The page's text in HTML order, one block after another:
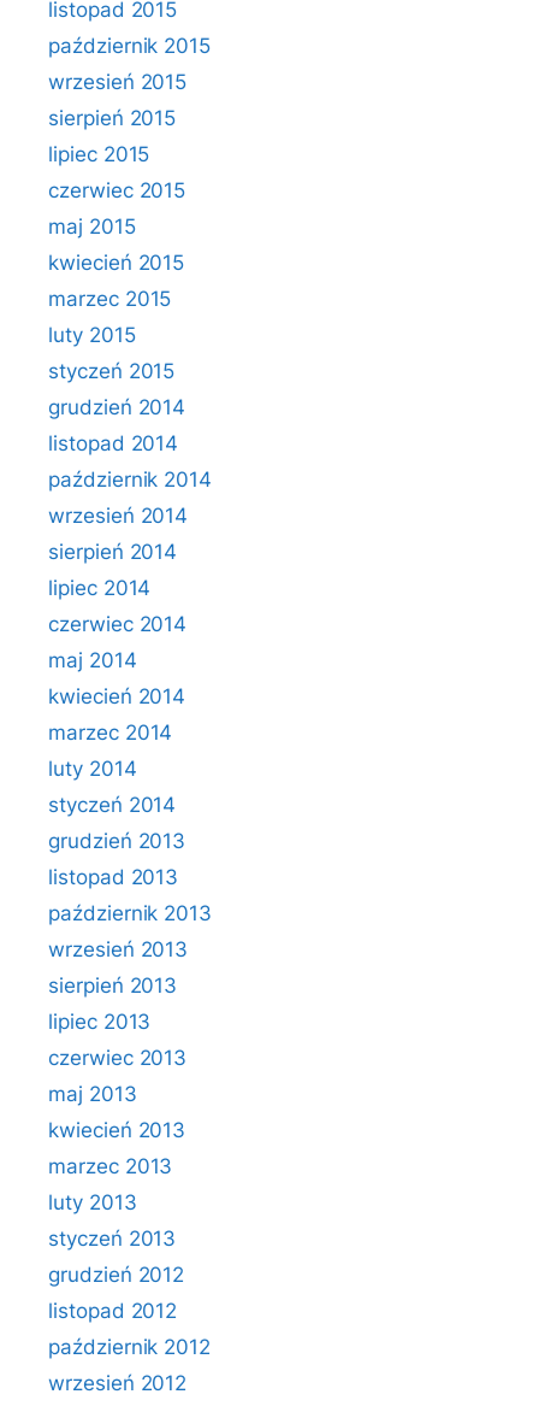
listopad 2015
październik 2015
wrzesień 2015
sierpień 2015
lipiec 2015
czerwiec 2015
maj 2015
kwiecień 2015
marzec 2015
luty 2015
styczeń 2015
grudzień 2014
listopad 2014
październik 2014
wrzesień 2014
sierpień 2014
lipiec 2014
czerwiec 2014
maj 2014
kwiecień 2014
marzec 2014
luty 2014
styczeń 2014
grudzień 2013
listopad 2013
październik 2013
wrzesień 2013
sierpień 2013
lipiec 2013
czerwiec 2013
maj 2013
kwiecień 2013
marzec 2013
luty 2013
styczeń 2013
grudzień 2012
listopad 2012
październik 2012
wrzesień 2012